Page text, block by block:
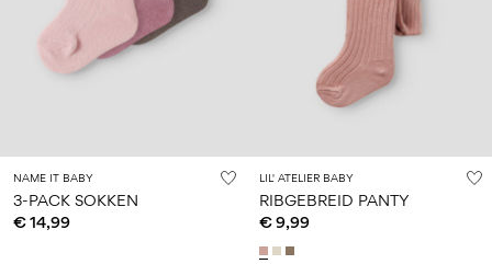
NAME IT BABY
3-PACK SOKKEN
€ 14,99
LIL' ATELIER BABY
RIBGEBREID PANTY
€ 9,99